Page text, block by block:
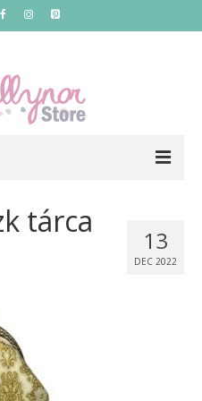
13
DEC 2022
tárca